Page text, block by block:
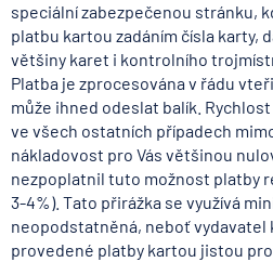
speciální zabezpečenou stránku,
platbu kartou zadáním čísla karty,
většiny karet i kontrolního
Platba je zprocesována v řádu
může ihned odeslat balík.
ve všech ostatních případech
nákladovost pro Vás většinou
nezpoplatnil tuto možnost platby
3-4%). Tato přirážka se využívá
neopodstatněná, neboť vydavatel
provedené platby kartou jistou